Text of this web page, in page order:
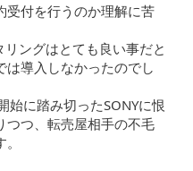
受付を行うのか理解に苦
ングはとても良い事だと
は導入しなかったのでし
に踏み切ったSONYに恨
つつ、転売屋相手の不毛